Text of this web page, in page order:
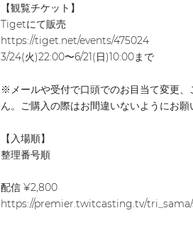
【観覧チケット】
Tigetにて販売
https://tiget.net/events/475024
3/24(火)22:00〜6/21(日)10:00まで
※メールや受付で口頭でのお目当て変更
ん。ご購入の際はお間違いないようにお願
【入場順】
整理番号順
配信 ¥2,800
https://premier.twitcasting.tv/tri_sama/